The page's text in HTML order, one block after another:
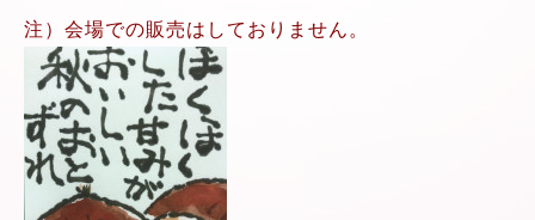
注）会場での販売はしておりません。